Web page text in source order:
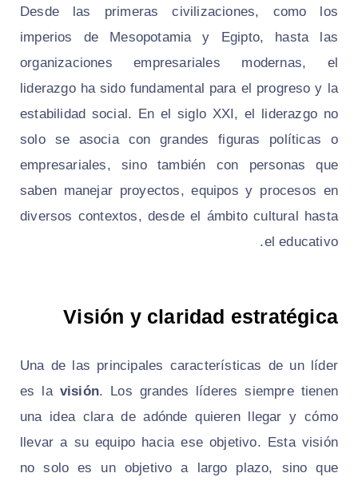
Desde las primeras civilizaciones, como los
imperios de Mesopotamia y Egipto, hasta las
organizaciones empresariales modernas, el
liderazgo ha sido fundamental para el progreso y la
estabilidad social. En el siglo XXI, el liderazgo no
solo se asocia con grandes figuras políticas o
empresariales, sino también con personas que
saben manejar proyectos, equipos y procesos en
diversos contextos, desde el ámbito cultural hasta
el educativo.
Visión y claridad estratégica
Una de las principales características de un líder
es la visión. Los grandes líderes siempre tienen
una idea clara de adónde quieren llegar y cómo
llevar a su equipo hacia ese objetivo. Esta visión
no solo es un objetivo a largo plazo, sino que